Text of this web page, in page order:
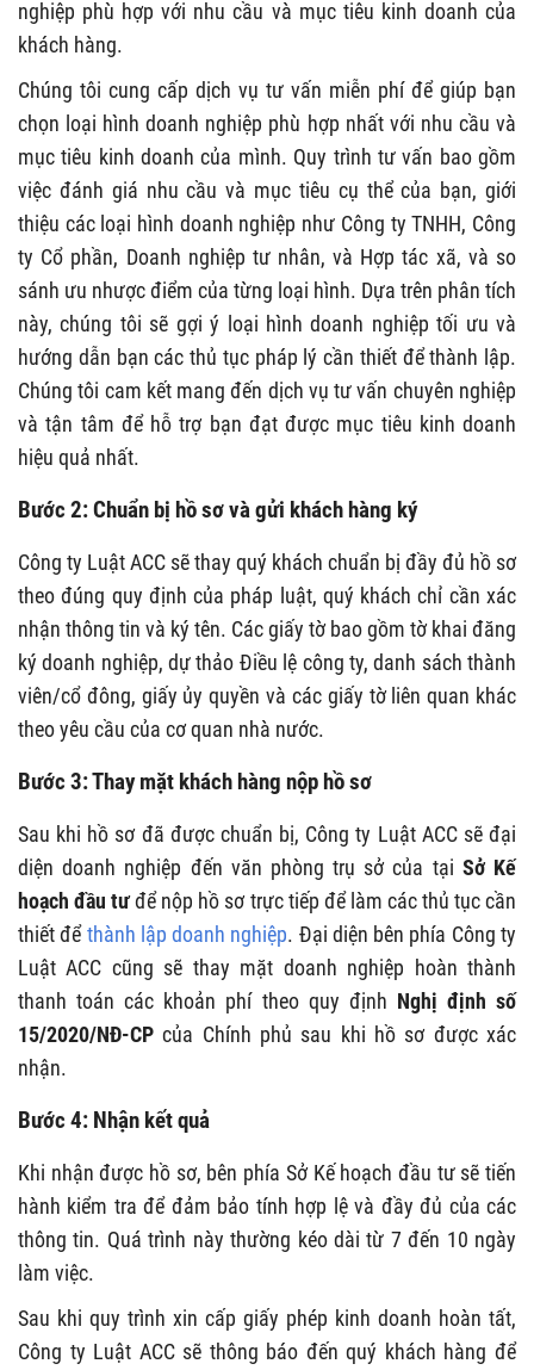
nghiệp phù hợp với nhu cầu và mục tiêu kinh doanh của
khách hàng.
Chúng tôi cung cấp dịch vụ tư vấn miễn phí để giúp bạn
chọn loại hình doanh nghiệp phù hợp nhất với nhu cầu và
mục tiêu kinh doanh của mình. Quy trình tư vấn bao gồm
việc đánh giá nhu cầu và mục tiêu cụ thể của bạn, giới
thiệu các loại hình doanh nghiệp như Công ty TNHH, Công
ty Cổ phần, Doanh nghiệp tư nhân, và Hợp tác xã, và so
sánh ưu nhược điểm của từng loại hình. Dựa trên phân tích
này, chúng tôi sẽ gợi ý loại hình doanh nghiệp tối ưu và
hướng dẫn bạn các thủ tục pháp lý cần thiết để thành lập.
Chúng tôi cam kết mang đến dịch vụ tư vấn chuyên nghiệp
và tận tâm để hỗ trợ bạn đạt được mục tiêu kinh doanh
hiệu quả nhất.
Bước 2: Chuẩn bị hồ sơ và gửi khách hàng ký
Công ty Luật ACC sẽ thay quý khách chuẩn bị đầy đủ hồ sơ
theo đúng quy định của pháp luật, quý khách chỉ cần xác
nhận thông tin và ký tên. Các giấy tờ bao gồm tờ khai đăng
ký doanh nghiệp, dự thảo Điều lệ công ty, danh sách thành
viên/cổ đông, giấy ủy quyền và các giấy tờ liên quan khác
theo yêu cầu của cơ quan nhà nước.
Bước 3: Thay mặt khách hàng nộp hồ sơ
Sau khi hồ sơ đã được chuẩn bị, Công ty Luật ACC sẽ đại
diện doanh nghiệp đến văn phòng trụ sở của tại Sở Kế
hoạch đầu tưđể nộp hồ sơ trực tiếp để làm các thủ tục cần
thiết đểthành lập doanh nghiệp. Đại diện bên phía Công ty
Luật ACC cũng sẽ thay mặt doanh nghiệp hoàn thành
thanh toán các khoản phí theo quy định Nghị định số
15/2020/NĐ-CP của Chính phủ sau khi hồ sơ được xác
nhận.
Bước 4: Nhận kết quả
Khi nhận được hồ sơ, bên phía Sở Kế hoạch đầu tư sẽ tiến
hành kiểm tra để đảm bảo tính hợp lệ và đầy đủ của các
thông tin. Quá trình này thường kéo dài từ 7 đến 10 ngày
làm việc.
Sau khi quy trình xin cấp giấy phép kinh doanh hoàn tất,
Công ty Luật ACC sẽ thông báo đến quý khách hàng để